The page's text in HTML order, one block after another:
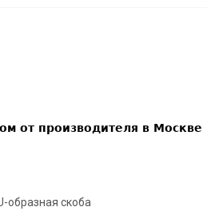
образная скоба